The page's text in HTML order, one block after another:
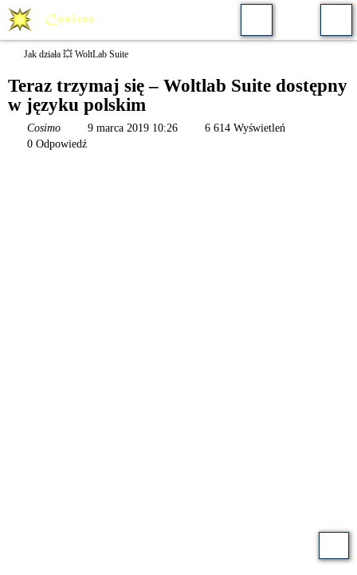
Jak działa 💥 WoltLab Suite
Teraz trzymaj się – Woltlab Suite dostępny
w języku polskim
Cosimo 9 marca 2019 10:26
6 614 Wyświetleń
0 Odpowiedź